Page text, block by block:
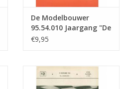
De Modelbouwer
95.54.010 Jaargang "De
Modelbouwer" Editie :
€9,95